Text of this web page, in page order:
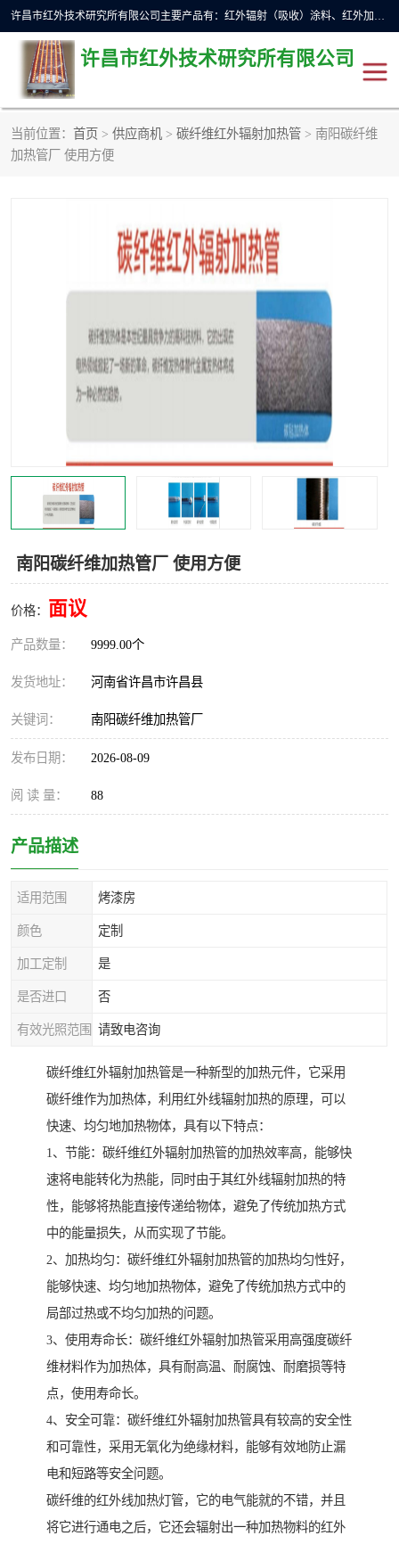
许昌市红外技术研究所有限公司主要产品有：红外辐射（吸收）涂料、红外加热元件、红外辐射加热模块（板）、红外辐射加热炉（箱）、快速红外辐射加热器、系列高端红外加热实验设备、系列红外加热控制器等。
许昌市红外技术研究所有限公司
当前位置： 首页 > 供应商机 > 碳纤维红外辐射加热管 > 南阳碳纤维
加热管厂 使用方便
南阳碳纤维加热管厂 使用方便
价格： 面议
产品数量： 9999.00个
发货地址： 河南省许昌市许昌县
关键词： 南阳碳纤维加热管厂
发布日期： 2026-08-09
阅 读 量： 88
产品描述
适用范围 烤漆房
颜色 定制
加工定制 是
是否进口 否
有效光照范围 请致电咨询
碳纤维红外辐射加热管是一种新型的加热元件，它采用
碳纤维作为加热体，利用红外线辐射加热的原理，可以
快速、均匀地加热物体，具有以下特点：
1、节能：碳纤维红外辐射加热管的加热效率高，能够快
速将电能转化为热能，同时由于其红外线辐射加热的特
性，能够将热能直接传递给物体，避免了传统加热方式
中的能量损失，从而实现了节能。
2、加热均匀：碳纤维红外辐射加热管的加热均匀性好，
能够快速、均匀地加热物体，避免了传统加热方式中的
局部过热或不均匀加热的问题。
3、使用寿命长：碳纤维红外辐射加热管采用高强度碳纤
维材料作为加热体，具有耐高温、耐腐蚀、耐磨损等特
点，使用寿命长。
4、安全可靠：碳纤维红外辐射加热管具有较高的安全性
和可靠性，采用无氧化为绝缘材料，能够有效地防止漏
电和短路等安全问题。
碳纤维的红外线加热灯管，它的电气能就的不错，并且
将它进行通电之后，它还会辐射出一种加热物料的红外
红外加热设备
红外辐射加热模块 定制红外加热实验设备
红外辐射吸收涂料
高端红外加热实验设备 电工电气
高温涂料 红外加热控制器
热环境试验设备
红外辐射表面材料 定波长红外辐射加热器
快速红外辐射聚焦炉 烤箱烘箱